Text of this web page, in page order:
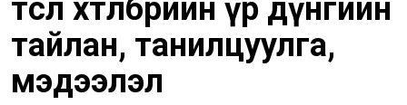
төсөл хөтөлбөрийн үр дүнгийн
тайлан, танилцуулга,
мэдээлэл